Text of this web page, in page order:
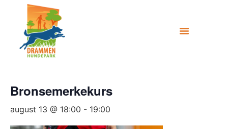
Bronsemerkekurs
august 13 @ 18:00 - 19:00